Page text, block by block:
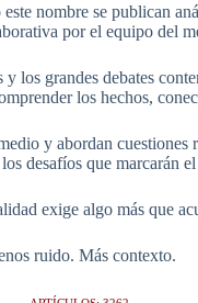
nombre se publican
por el equipo del
los grandes debates
los hechos,
y abordan
desafíos que marcarán
exige algo más que
ruido. Más contexto.